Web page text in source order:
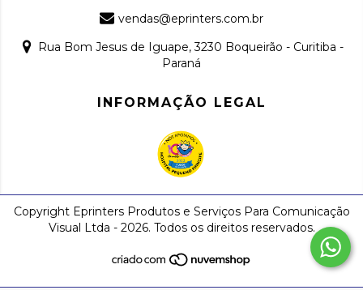
vendas@eprinters.com.br
Rua Bom Jesus de Iguape, 3230 Boqueirão - Curitiba -
Paraná
INFORMAÇÃO LEGAL
Copyright Eprinters Produtos e Serviços Para Comunicação
Visual Ltda - 2026. Todos os direitos reservados.